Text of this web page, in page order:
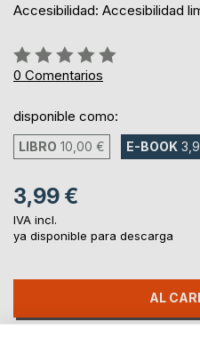
Accesibilidad: Accesibilidad
Rating:
0%
0 Comentarios
disponible como:
LIBRO 10,00 € E-BOOK
3,99 €
IVA incl.
ya disponible para descarga
AL